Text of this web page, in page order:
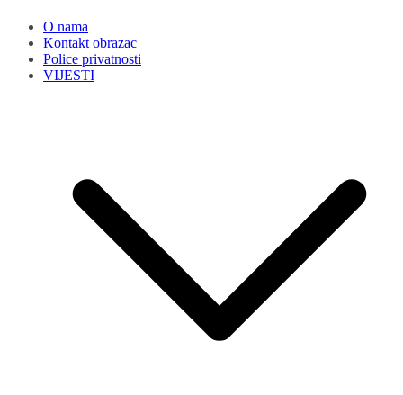
O nama
Kontakt obrazac
Police privatnosti
VIJESTI